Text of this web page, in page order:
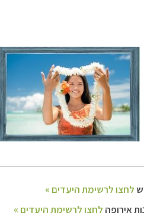
קרוזים והפלגות נופש לחצו
תכנון טיולים למדינות אירופה
תכנוןטיולים לאמריקה הצפונית